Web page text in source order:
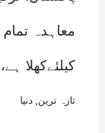
معاہدہ
کیلئےکھلا
تازہ ترین دنیا